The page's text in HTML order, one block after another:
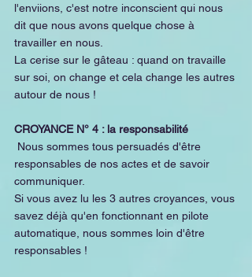
l'enviions, c'est notre inconscient qui nous
dit que nous avons quelque chose à
travailler en nous.
La cerise sur le gâteau : quand on travaille
sur soi, on change et cela change les autres
autour de nous !
CROYANCE N° 4 : la responsabilité
responsables de nos actes et de savoir
communiquer.
Si vous avez lu les 3 autres croyances, vous
savez déjà qu'en fonctionnant en pilote
automatique, nous sommes loin d'être
responsables !